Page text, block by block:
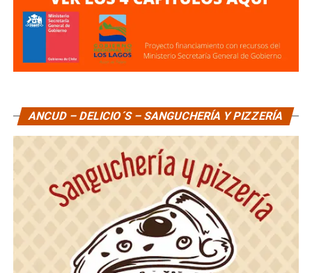
ANCUD – DELICIO´S – SANGUCHERÍA Y PIZZERÍA